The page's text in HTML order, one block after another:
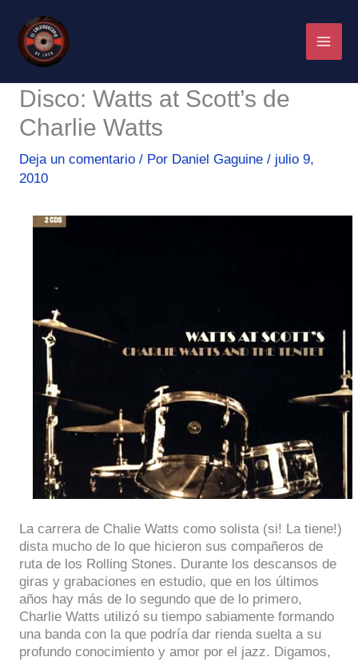
contenido
Disco: Watts at Scott’s de
Charlie Watts
Deja un comentario / Por Daniel Gaguine / julio 9,
2010
La carrera de Chalie Watts como solista (si! La tiene!)
dista mucho de lo que hicieron sus compañeros de
ruta de los Rolling Stones. Durante los descansos de
giras y grabaciones en estudio, que en los últimos
años hay más de lo segundo que de lo primero,
Charlie Watts utilizó su tiempo sabiamente formando
una banda con la que podría dar rienda suelta a su
profundo conocimiento y amor por el jazz. Digamos,